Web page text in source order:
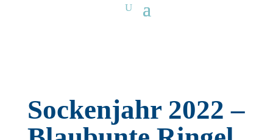
Sockenjahr 2022 –